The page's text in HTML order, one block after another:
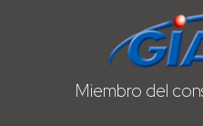
Miembro del